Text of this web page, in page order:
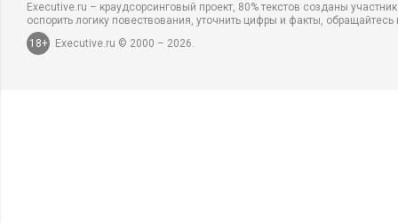
Executive.ru – краудсорсинговый проект, 80% текстов созданы
оспорить логику повествования, уточнить цифры и факты,
18+
Executive.ru © 2000 – 2026.